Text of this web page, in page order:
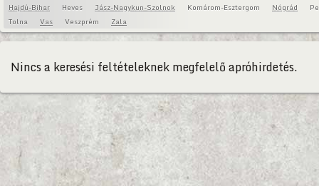
Hajdú-Bihar
Heves Jász-Nagykun-Szolnok Komárom-Esztergom Nógrád
Tolna
Vas Veszprém Zala
Nincs a keresési feltételeknek megfelelő apróhirdetés.